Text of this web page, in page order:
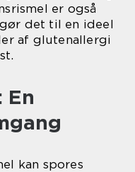
er også
det til en ideel
af glutenallergi
En
kan spores